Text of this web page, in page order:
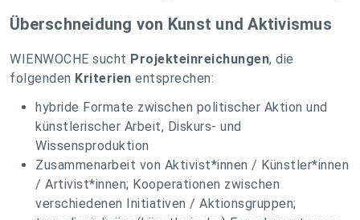
Überschneidung von Kunst und Aktivismus
WIENWOCHE sucht Projekteinreichungen, die
folgenden Kriterien entsprechen:
hybride Formate zwischen politischer Aktion und
künstlerischer Arbeit, Diskurs- und
Wissensproduktion
Zusammenarbeit von Aktivist*innen / Künstler*innen
/ Artivist*innen; Kooperationen zwischen
verschiedenen Initiativen / Aktionsgruppen;